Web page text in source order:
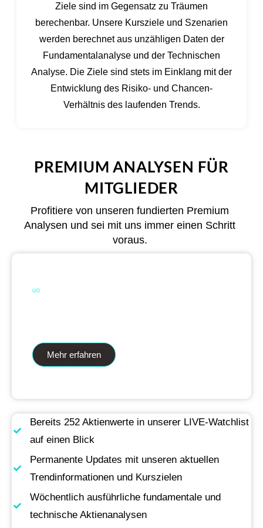
Ziele sind im Gegensatz zu Träumen
berechenbar. Unsere Kursziele und Szenarien
werden berechnet aus unzähligen Daten der
Fundamentalanalyse und der Technischen
Analyse. Die Ziele sind stets im Einklang mit der
Entwicklung des Risiko- und Chancen-
Verhältnis des laufenden Trends.
PREMIUM ANALYSEN FÜR
MITGLIEDER
Profitiere von unseren fundierten Premium
Analysen und sei mit uns immer einen Schritt
voraus.
Mehr erfahren
Bereits 252 Aktienwerte in unserer LIVE-Watchlist
auf einen Blick
Permanente Updates mit unseren aktuellen
Trendinformationen und Kurszielen
Wöchentlich ausführliche fundamentale und
technische Aktienanalysen